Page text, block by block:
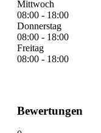
Mittwoch
08:00 - 18:00
Donnerstag
08:00 - 18:00
Freitag
08:00 - 18:00
Bewertungen